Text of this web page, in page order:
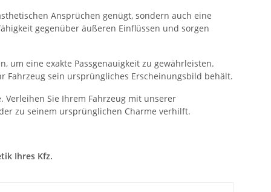
Ansprüchen genügt, sondern auch eine
gegenüber äußeren Einflüssen und sorgen
eine exakte Passgenauigkeit zu gewährleisten.
Fahrzeug sein ursprüngliches Erscheinungsbild behält.
Sie Ihrem Fahrzeug mit unserer
zu seinem ursprünglichen Charme verhilft.
Ihres Kfz.